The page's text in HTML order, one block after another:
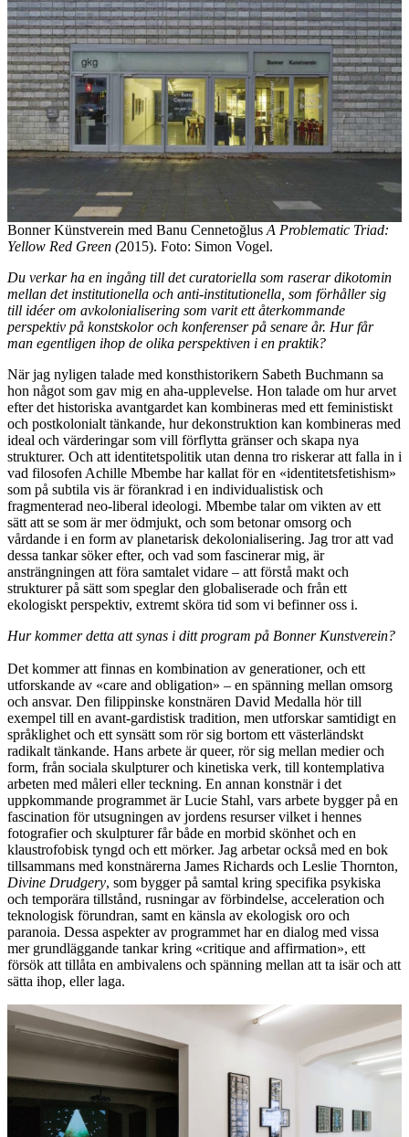
Bonner Künstverein med Banu Cennetoğlus A Problematic Triad:
Yellow Red Green (2015). Foto: Simon Vogel.
Du verkar ha en ingång till det curatoriella som raserar dikotomin
mellan det institutionella och anti-institutionella, som förhåller sig
till idéer om avkolonialisering som varit ettåterkommande
perspektiv på konstskolor och konferenserpå senare år. Hur får
man egentligen ihop de olika perspektiven i en praktik?
När jag nyligen talade med konsthistorikern Sabeth Buchmann sa
hon något som gav mig en aha-upplevelse. Hon talade om hur arvet
efter det historiska avantgardet kan kombineras med ett feministiskt
och postkolonialt tänkande, hur dekonstruktion kan kombineras med
ideal och värderingar som vill förflytta gränser och skapa nya
strukturer. Och att identitetspolitik utan denna tro riskerar att falla in i
vad filosofen Achille Mbembe har kallat för en «identitetsfetishism»
som på subtila vis är förankrad i en individualistisk och
fragmenterad neo-liberal ideologi. Mbembe talar om vikten av ett
sätt att se som är mer ödmjukt, och som betonar omsorg och
vårdande i en form av planetarisk dekolonialisering. Jag tror att vad
dessa tankar söker efter, och vad som fascinerar mig, är
ansträngningen att föra samtalet vidare – att förstå makt och
strukturer på sätt som speglar den globaliserade och från ett
ekologiskt perspektiv, extremt sköra tid som vi befinner oss i.
Hur kommer detta att synas i ditt program på Bonner Kunstverein?
Det kommer att finnas en kombination av generationer, och ett
utforskande av «care and obligation» – en spänning mellan omsorg
och ansvar. Den filippinske konstnären David Medalla hör till
exempel till en avant-gardistisk tradition, men utforskar samtidigt en
språklighet och ett synsätt som rör sig bortom ett västerländskt
radikalt tänkande. Hans arbete är queer, rör sig mellan medier och
form, från sociala skulpturer och kinetiska verk, till kontemplativa
arbeten med måleri eller teckning. En annan konstnär i det
uppkommande programmet är Lucie Stahl, vars arbete bygger på en
fascination för utsugningen av jordens resurser vilket i hennes
fotografier och skulpturer får både en morbid skönhet och en
klaustrofobisk tyngd och ett mörker. Jag arbetar också med en bok
tillsammans med konstnärerna James Richards och Leslie Thornton,
Divine Drudgery, som bygger på samtal kring specifika psykiska
och temporära tillstånd, rusningar av förbindelse, acceleration och
teknologisk förundran, samt en känsla av ekologisk oro och
paranoia. Dessa aspekter av programmet har en dialog med vissa
mer grundläggande tankar kring «critique and affirmation», ett
försök att tillåta en ambivalens och spänning mellan att ta isär och att
sätta ihop, eller laga.